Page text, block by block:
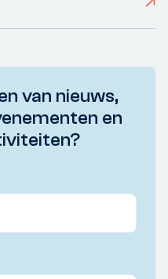
van nieuws,
en